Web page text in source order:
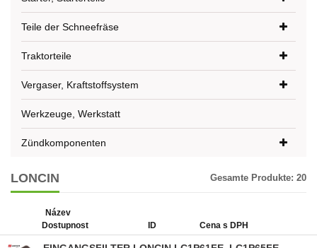
Teile der Schneefräse
Traktorteile
Vergaser, Kraftstoffsystem
Werkzeuge, Werkstatt
Zündkomponenten
LONCIN Gesamte Produkte: 20
Název
Dostupnost
ID Cena s DPH